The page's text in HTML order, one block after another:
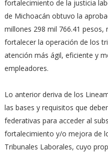
fortalecimiento de la justicia
de Michoacán obtuvo la
millones 298 mil 766.41 pesos,
fortalecer la operación de los
atención más ágil, eficiente y
empleadores.
Lo anterior deriva de los
las bases y requisitos que
federativas para acceder al
fortalecimiento y/o mejora de
Tribunales Laborales, cuyo